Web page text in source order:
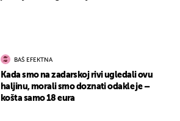
BAŠ EFEKTNA
Kada smo na zadarskoj rivi ugledali ovu
haljinu, morali smo doznati odakle je –
košta samo 18 eura